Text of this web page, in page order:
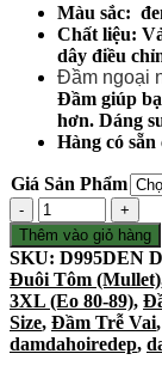
Màu sắc:
Chất liệu:
dây điều
Đầm ngoại
Đầm giúp
hơn. Dáng
Hàng có sẵn
Giá Sản Phẩm
Số
lượng
Thêm vào giỏ hàng
SKU: D995DEN
Đuôi Tôm (Mullet)
3XL (Eo 80-89),
Size, Đầm Trễ Vai,
damdahoiredep,